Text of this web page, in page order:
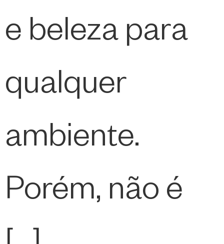
e beleza para
qualquer
ambiente.
Porém, não é